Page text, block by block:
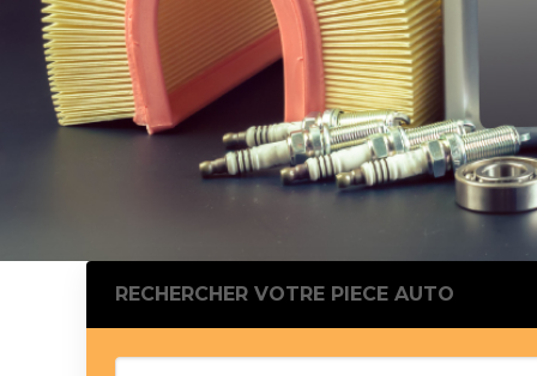
Pistons
Feu
Bague
Bague
Calle
Chaine
RECHERCHER VOTRE PIECE AUTO